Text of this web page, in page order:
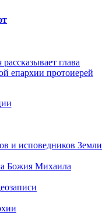
глава
епархии протоиерей